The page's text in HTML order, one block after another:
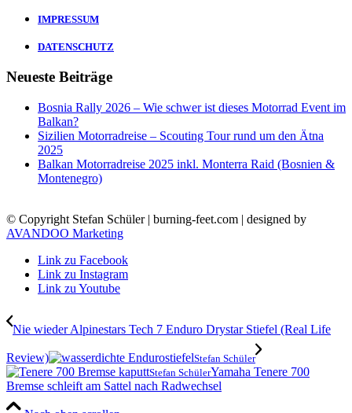
IMPRESSUM
DATENSCHUTZ
Neueste Beiträge
Bosnia Rally 2026 – Wie schwer ist dieses Motorrad Event im
Balkan?
Sizilien Motorradreise – Scouting Tour rund um den Ätna
2025
Balkan Motorradreise 2025 inkl. Monterra Raid (Bosnien &
Montenegro)
© Copyright Stefan Schüler | burning-feet.com | designed by
AVANDOO Marketing
Link zu Facebook
Link zu Instagram
Link zu Youtube
Nie wieder Alpinestars Tech 7 Enduro Drystar Stiefel (Real Life
Review)
Stefan Schüler
Stefan SchülerYamaha Tenere 700
Bremse schleift am Sattel nach Radwechsel